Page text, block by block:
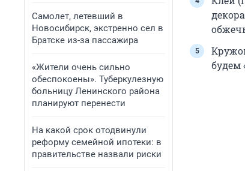
Самолет, летевший в
Новосибирск, экстренно сел в
Братске из-за пассажира
«Жители очень сильно
обеспокоены». Туберкулезную
больницу Ленинского района
планируют перенести
На какой срок отодвинули
реформу семейной ипотеки: в
правительстве назвали риски
будем